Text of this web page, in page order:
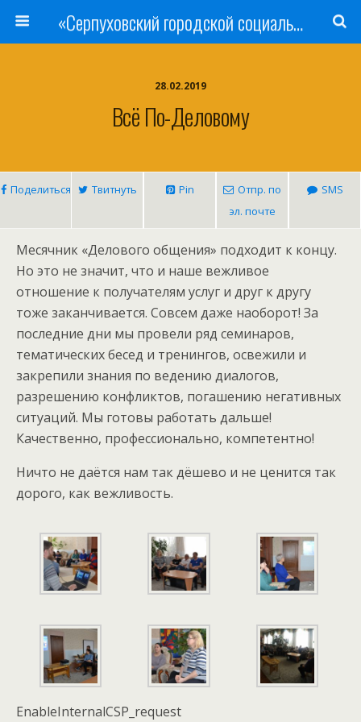
«Серпуховский городской социально-реабилитационный Центр для несовершеннолетних»
28.02.2019
Всё По-Деловому
Поделиться Твитнуть Pin
Отпр. по
эл. почте
SMS
Месячник «Делового общения» подходит к концу.
Но это не значит, что и наше вежливое
отношение к получателям услуг и друг к другу
тоже заканчивается. Совсем даже наоборот! За
последние дни мы провели ряд семинаров,
тематических бесед и тренингов, освежили и
закрепили знания по ведению диалогов,
разрешению конфликтов, погашению негативных
ситуаций. Мы готовы работать дальше!
Качественно, профессионально, компетентно!
Ничто не даётся нам так дёшево и не ценится так
дорого, как вежливость.
EnableInternalCSP_request